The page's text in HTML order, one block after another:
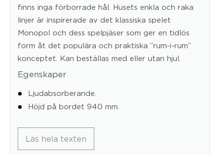
finns inga förborrade hål. Husets enkla och raka
linjer är inspirerade av det klassiska spelet
Monopol och dess spelpjäser som ger en tidlös
form åt det populära och praktiska ”rum-i-rum”
konceptet. Kan beställas med eller utan hjul.
Egenskaper
Ljudabsorberande.
Höjd på bordet 940 mm.
Läs hela texten